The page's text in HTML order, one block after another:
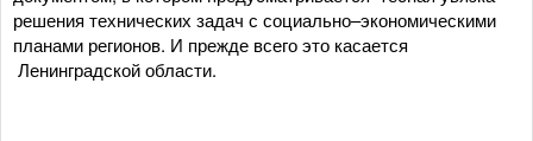
решения технических задач с социально–экономическими
планами регионов. И прежде всего это касается
Ленинградской области.